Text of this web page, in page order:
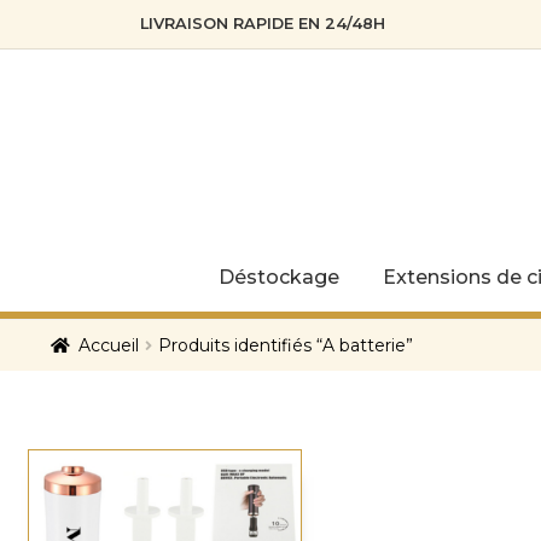
LIVRAISON RAPIDE EN 24/48H
Déstockage Extensions de
Accueil Produits identifiés “A batterie”